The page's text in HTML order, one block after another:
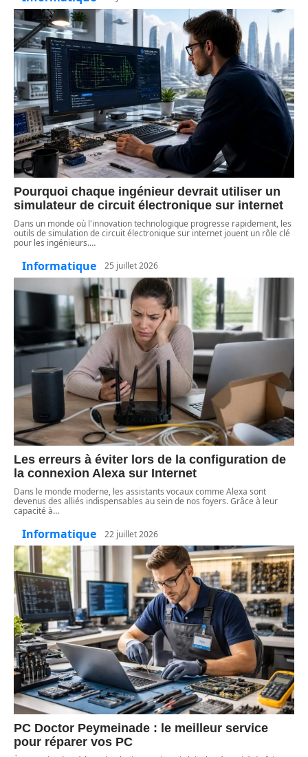
Pourquoi chaque ingénieur devrait utiliser un
simulateur de circuit électronique sur internet
Dans un monde où l'innovation technologique progresse rapidement, les
outils de simulation de circuit électronique sur internet jouent un rôle clé
pour les ingénieurs.…
Informatique 25 juillet 2026
Les erreurs à éviter lors de la configuration de
la connexion Alexa sur Internet
Dans le monde moderne, les assistants vocaux comme Alexa sont
devenus des alliés indispensables au sein de nos foyers. Grâce à leur
capacité à…
Informatique 22 juillet 2026
PC Doctor Peymeinade : le meilleur service
pour réparer vos PC